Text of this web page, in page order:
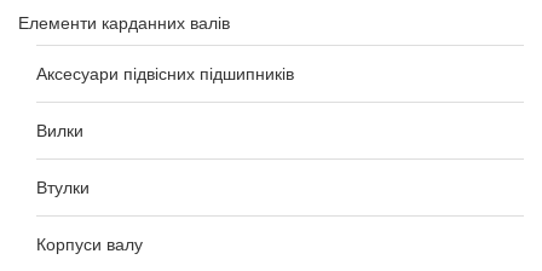
Елементи карданних валів
Аксесуари підвісних підшипників
Вилки
Втулки
Корпуси валу